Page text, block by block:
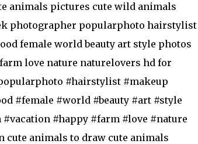
animals pictures cute wild animals
photographer popularphoto hairstylist
female world beauty art style photos
love nature naturelovers hd for
#hairstylist #makeup
#female #world #beauty #art #style
#happy #farm #love #nature
cute animals to draw cute animals